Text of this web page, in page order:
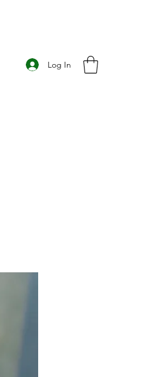
Log In